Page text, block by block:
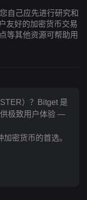
自己应先进行研究和
友好的加密货币交易
等其他资源可帮助用
）？Bitget 是
极致用户体验 —
密货币的首选。